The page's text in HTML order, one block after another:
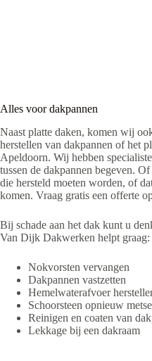
Alles voor dakpannen
Naast platte daken, komen wij
herstellen van dakpannen of het
Apeldoorn. Wij hebben
tussen de dakpannen begeven.
die hersteld moeten worden, of
komen. Vraag gratis een offerte
Bij schade aan het dak kunt u
Van Dijk Dakwerken helpt graag:
Nokvorsten vervangen
Dakpannen vastzetten
Hemelwaterafvoer
Schoorsteen opnieuw
Reinigen en coaten van
Lekkage bij een dakraam